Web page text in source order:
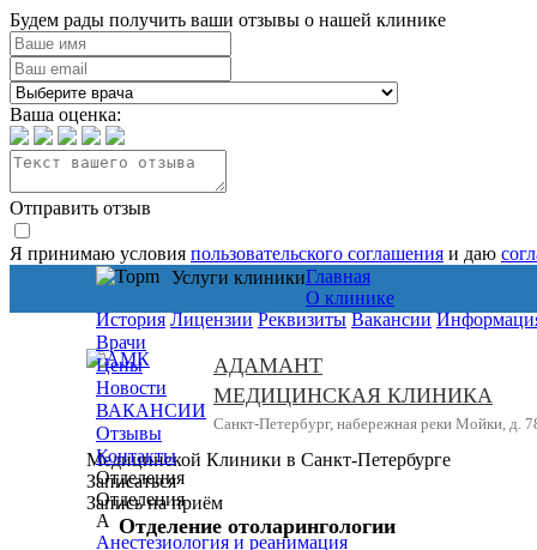
Будем рады получить ваши отзывы о нашей клинике
Ваша оценка:
Отправить отзыв
Я принимаю условия пользовательского соглашения и даю
Услуги клиникиГлавная
О клинике
История Лицензии Реквизиты Вакансии
Врачи
Цены
Новости
ВАКАНСИИ
Отзывы
Контакты
Отделения
Отделения
А
Анестезиология и реанимация
АДАМАНТ
МЕДИЦИНСКАЯ КЛИНИКА
Санкт-Петербург, набережная реки Мойки, д.
Медицинской Клиники в Санкт-Петербурге
Записаться
Запись на приём
Отделение отоларингологии